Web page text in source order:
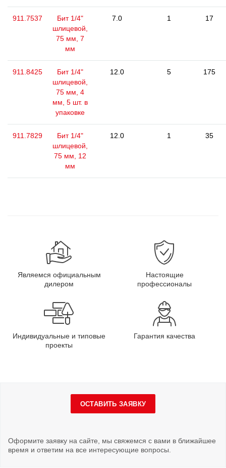
911.7537
Бит 1/4"
шлицевой,
75 мм, 7
мм
7.0 1 17
911.8425
Бит 1/4"
шлицевой,
75 мм, 4
мм, 5 шт. в
упаковке
12.0 5 175
911.7829
Бит 1/4"
шлицевой,
75 мм, 12
мм
12.0 1 35
Являемся официальным
дилером
Настоящие
профессионалы
Индивидуальные и типовые
проекты
Гарантия качества
ОСТАВИТЬ ЗАЯВКУ
Оформите заявку на сайте, мы свяжемся с вами в ближайшее
время и ответим на все интересующие вопросы.